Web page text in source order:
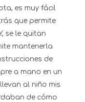
es muy fácil
que permite
se le quitan
mantenerla
de
a mano en un
al niño mis
de cómo